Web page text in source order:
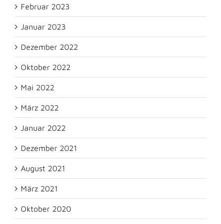
Februar 2023
Januar 2023
Dezember 2022
Oktober 2022
Mai 2022
März 2022
Januar 2022
Dezember 2021
August 2021
März 2021
Oktober 2020